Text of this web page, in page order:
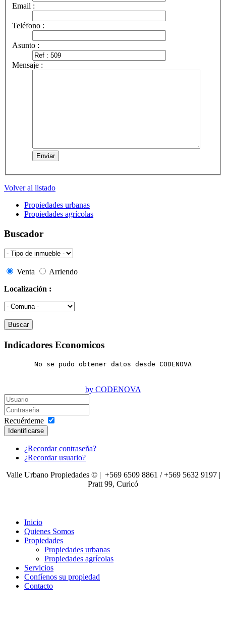
Email :
Teléfono :
Asunto :
Mensaje :
Volver al listado
Propiedades urbanas
Propiedades agrícolas
Buscador
Venta
Arriendo
Localización :
Indicadores Economicos
No se pudo obtener datos desde CODENOVA
by CODENOVA
Recuérdeme
Identificarse
¿Recordar contraseña?
¿Recordar usuario?
Valle Urbano Propiedades © | +569 6509 8861 / +569 5632 9197 |
Pratt 99, Curicó
Inicio
Quienes Somos
Propiedades
Propiedades urbanas
Propiedades agrícolas
Servicios
Confíenos su propiedad
Contacto